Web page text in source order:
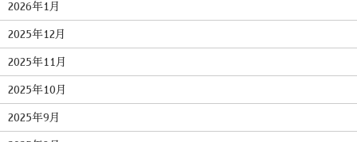
2026年1月
2025年12月
2025年11月
2025年10月
2025年9月